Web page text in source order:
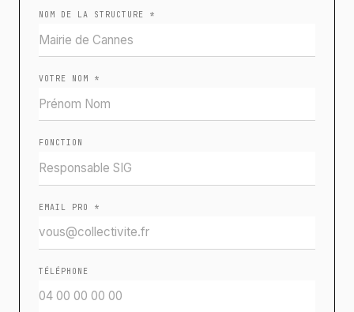
NOM DE LA STRUCTURE *
VOTRE NOM *
FONCTION
EMAIL PRO *
TÉLÉPHONE